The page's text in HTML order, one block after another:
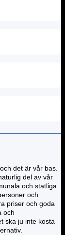
det är vår bas.
del av vår
och statliga
och
priser och goda
och
ska ju inte kosta